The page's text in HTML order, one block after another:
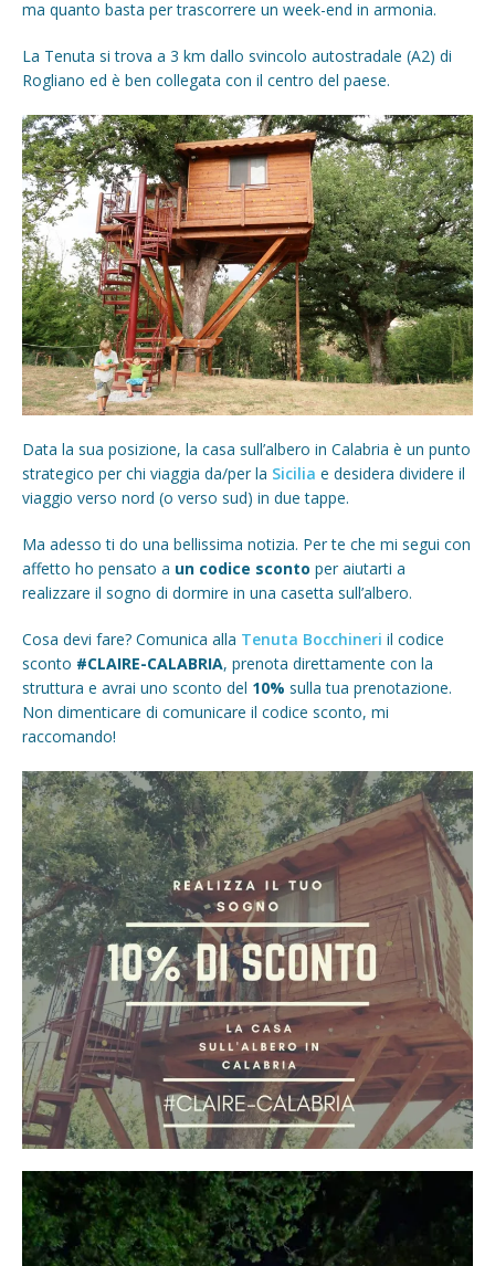
ma quanto basta per trascorrere un week-end in armonia.
La Tenuta si trova a 3 km dallo svincolo autostradale (A2) di
Rogliano ed è ben collegata con il centro del paese.
Data la sua posizione, la casa sull’albero in Calabria è un punto
strategico per chi viaggia da/per la Sicilia e desidera dividere il
viaggio verso nord (o verso sud) in due tappe.
Ma adesso ti do una bellissima notizia. Per te che mi segui con
affetto ho pensato a un codice sconto per aiutarti a
realizzare il sogno di dormire in una casetta sull’albero.
Cosa devi fare? Comunica alla Tenuta Bocchineri il codice
sconto #CLAIRE-CALABRIA, prenota direttamente con la
struttura e avrai uno sconto del 10% sulla tua prenotazione.
Non dimenticare di comunicare il codice sconto, mi
raccomando!